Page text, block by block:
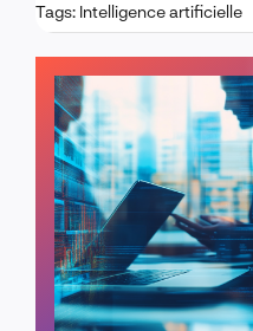
Tags: Intelligence artificielle